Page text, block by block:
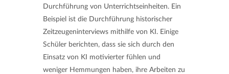
Durchführung von Unterrichtseinheiten. Ein
Beispiel ist die Durchführung historischer
Zeitzeugeninterviews mithilfe von KI. Einige
Schüler berichten, dass sie sich durch den
Einsatz von KI motivierter fühlen und
weniger Hemmungen haben, ihre Arbeiten zu